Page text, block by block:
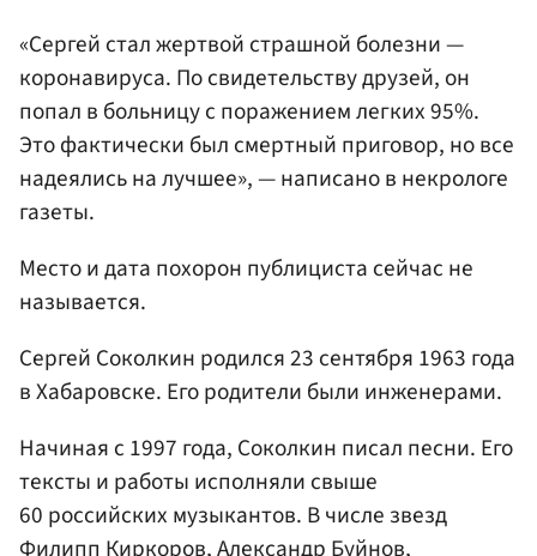
«Сергей стал жертвой страшной болезни —
коронавируса. По свидетельству друзей, он
попал в больницу с поражением легких 95%.
Это фактически был смертный приговор, но все
надеялись на лучшее», — написано в некрологе
газеты.
Место и дата похорон публициста сейчас не
называется.
Сергей Соколкин родился 23 сентября 1963 года
в Хабаровске. Его родители были инженерами.
Начиная с 1997 года, Соколкин писал песни. Его
тексты и работы исполняли свыше
60 российских музыкантов. В числе звезд
Филипп Киркоров,Александр Буйнов,